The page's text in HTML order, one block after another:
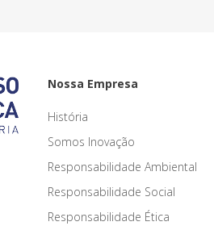
Nossa Empresa
História
Somos Inovação
Responsabilidade Ambiental
Responsabilidade Social
Responsabilidade Ética